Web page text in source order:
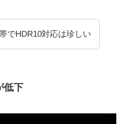
でHDR10対応は珍しい
低下